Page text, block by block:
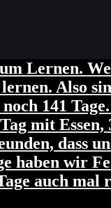
Lernen.
Also
141
mit
dass
haben wir
auch